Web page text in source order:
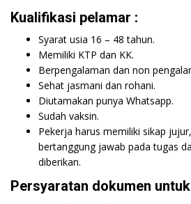
Kualifikasi pelamar :
Syarat usia 16 – 48 tahun.
Memiliki KTP dan KK.
Berpengalaman dan non
Sehat jasmani dan rohani.
Diutamakan punya Whatsapp.
Sudah vaksin.
Pekerja harus memiliki sikap
bertanggung jawab pada tugas
diberikan.
Persyaratan dokumen